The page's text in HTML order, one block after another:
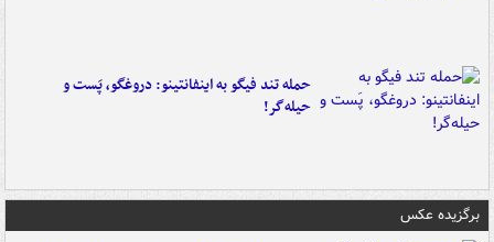
حمله تند فیگو به اینفانتینو: دروغگو، پَست‌ و
حیله‌گر!
برگزیده عکس